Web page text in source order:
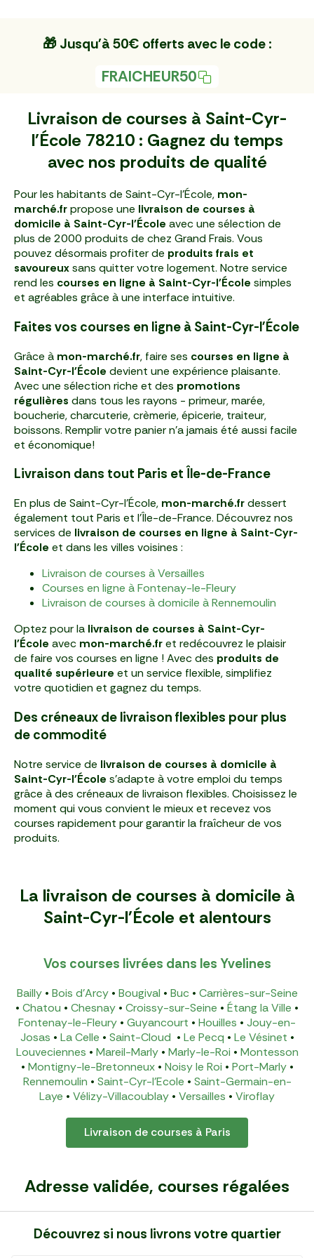
🎁 Jusqu'à 50€ offerts avec le code :
FRAICHEUR50
Livraison de courses à Saint-Cyr-
l'École 78210 : Gagnez du temps
avec nos produits de qualité
Pour les habitants de Saint-Cyr-l'École, mon-
marché.frpropose une livraison de courses à
domicile à Saint-Cyr-l'École avec une sélection de
plus de 2000 produits de chez Grand Frais. Vous
pouvez désormais profiter de produits frais et
savoureuxsans quitter votre logement. Notre service
rend les courses en ligne à Saint-Cyr-l'École simples
et agréables grâce à une interface intuitive.
Faites vos courses en ligne à Saint-Cyr-l'École
Grâce à mon-marché.fr, faire ses courses en ligne à
Saint-Cyr-l'École devient une expérience plaisante.
Avec une sélection riche et des promotions
régulières dans tous les rayons - primeur, marée,
boucherie, charcuterie, crèmerie, épicerie, traiteur,
boissons. Remplir votre panier n'a jamais été aussi facile
et économique!
Livraison dans tout Paris et Île-de-France
En plus de Saint-Cyr-l'École, mon-marché.frdessert
également tout Paris et l'Île-de-France. Découvrez nos
services de livraison de courses en ligne à Saint-Cyr-
l'École et dans les villes voisines :
Livraison de courses à Versailles
Courses en ligne à Fontenay-le-Fleury
Livraison de courses à domicile à Rennemoulin
Optez pour la livraison de courses à Saint-Cyr-
l'École avec mon-marché.fret redécouvrez le plaisir
de faire vos courses en ligne ! Avec des produits de
qualité supérieure et un service flexible, simplifiez
votre quotidien et gagnez du temps.
Des créneaux de livraison flexibles pour plus
de commodité
Notre service de livraison de courses à domicile à
Saint-Cyr-l'École s'adapte à votre emploi du temps
grâce à des créneaux de livraison flexibles. Choisissez le
moment qui vous convient le mieux et recevez vos
courses rapidement pour garantir la fraîcheur de vos
produits.
La livraison de courses à domicile à
Saint-Cyr-l'École et alentours
Vos courses livrées dans les Yvelines
Bailly• Bois d'Arcy• Bougival • Buc• Carrières-sur-Seine
• Chatou • Chesnay • Croissy-sur-Seine • Étang la Ville •
Fontenay-le-Fleury • Guyancourt • Houilles • Jouy-en-
Josas • La Celle • Saint-Cloud • Le Pecq • Le Vésinet •
Louveciennes • Mareil-Marly• Marly-le-Roi • Montesson
• Montigny-le-Bretonneux• Noisy le Roi • Port-Marly•
Rennemoulin • Saint-Cyr-l'Ecole • Saint-Germain-en-
Laye • Vélizy-Villacoublay • Versailles • Viroflay
Livraison de courses à Paris
Adresse validée, courses régalées
Découvrez si nous livrons votre quartier